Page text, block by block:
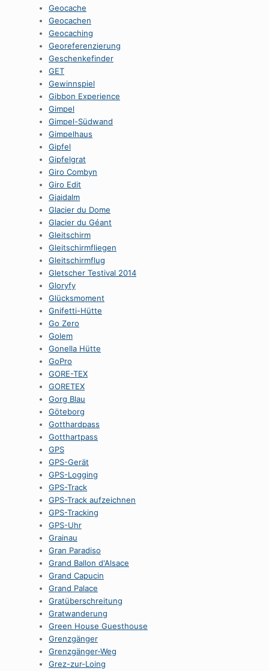
Geocache
Geocachen
Geocaching
Georeferenzierung
Geschenkefinder
GET
Gewinnspiel
Gibbon Experience
Gimpel
Gimpel-Südwand
Gimpelhaus
Gipfel
Gipfelgrat
Giro Combyn
Giro Edit
Gjaidalm
Glacier du Dome
Glacier du Géant
Gleitschirm
Gleitschirmfliegen
Gleitschirmflug
Gletscher Testival 2014
Gloryfy
Glücksmoment
Gnifetti-Hütte
Go Zero
Golem
Gonella Hütte
GoPro
GORE-TEX
GORETEX
Gorg Blau
Göteborg
Gotthardpass
Gotthartpass
GPS
GPS-Gerät
GPS-Logging
GPS-Track
GPS-Track aufzeichnen
GPS-Tracking
GPS-Uhr
Grainau
Gran Paradiso
Grand Ballon d'Alsace
Grand Capucin
Grand Palace
Gratüberschreitung
Gratwanderung
Green House Guesthouse
Grenzgänger
Grenzgänger-Weg
Grez-zur-Loing